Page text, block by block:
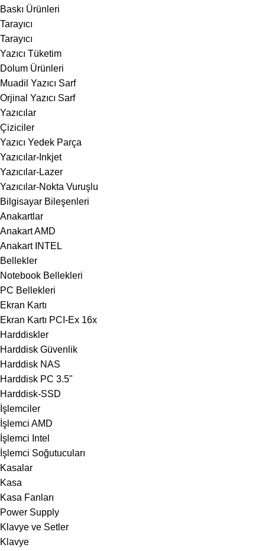
Baskı Ürünleri
Tarayıcı
Tarayıcı
Yazıcı Tüketim
Dolum Ürünleri
Muadil Yazıcı Sarf
Orjinal Yazıcı Sarf
Yazıcılar
Çiziciler
Yazıcı Yedek Parça
Yazıcılar-Inkjet
Yazıcılar-Lazer
Yazıcılar-Nokta Vuruşlu
Bilgisayar Bileşenleri
Anakartlar
Anakart AMD
Anakart INTEL
Bellekler
Notebook Bellekleri
PC Bellekleri
Ekran Kartı
Ekran Kartı PCI-Ex 16x
Harddiskler
Harddisk Güvenlik
Harddisk NAS
Harddisk PC 3.5"
Harddisk-SSD
İşlemciler
İşlemci AMD
İşlemci Intel
İşlemci Soğutucuları
Kasalar
Kasa
Kasa Fanları
Power Supply
Klavye ve Setler
Klavye